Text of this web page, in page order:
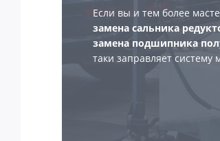
Если вы и тем более
замена сальника
замена подшипника
таки заправляет систему